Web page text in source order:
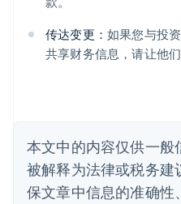
传达变更： 如果您与投
共享财务信息，请让他
本文中的内容仅供一般
被解释为法律或税务
保文章中信息的准确
Português
保加利亚
English
比利时
丹麦
English
德国
DeutschEnglish
法国